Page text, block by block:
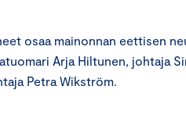
osaa mainonnan eettisen
Arja Hiltunen, johtaja
Petra Wikström.